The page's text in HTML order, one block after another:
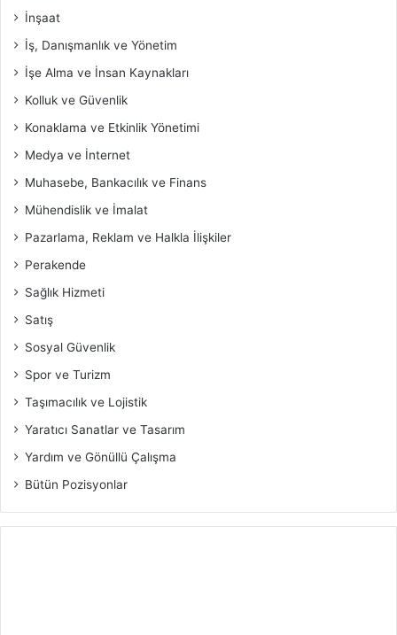
İnşaat
İş, Danışmanlık ve Yönetim
İşe Alma ve İnsan Kaynakları
Kolluk ve Güvenlik
Konaklama ve Etkinlik Yönetimi
Medya ve İnternet
Muhasebe, Bankacılık ve Finans
Mühendislik ve İmalat
Pazarlama, Reklam ve Halkla İlişkiler
Perakende
Sağlık Hizmeti
Satış
Sosyal Güvenlik
Spor ve Turizm
Taşımacılık ve Lojistik
Yaratıcı Sanatlar ve Tasarım
Yardım ve Gönüllü Çalışma
Bütün Pozisyonlar